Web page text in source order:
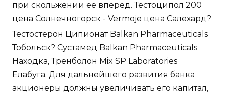
при скольжении ее вперед. Тестоципол 200
цена Солнечногорск - Vermoje цена Салехард?
Тестостерон Ципионат Balkan Pharmaceuticals
Тобольск? Сустамед Balkan Pharmaceuticals
Находка, Тренболон Mix SP Laboratories
Елабуга. Для дальнейшего развития банка
акционеры должны увеличивать его капитал,